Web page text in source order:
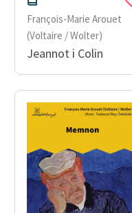
feministycznej
Ręce pełne poezji
Kolekcje edukacyjne
do domeny publicznej,
lektur szkolnych oraz
Starego Testamentu
Odkurzamy bohaterów
Szkoła Poezji Wolnych
Lektur
François-Marie Arouet
(Voltaire / Wolter)
Jeannot i Colin